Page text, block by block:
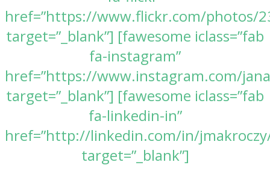
href=”https://www.flickr.com/photos/
target=”_blank”] [fawesome iclass=”fab
fa-instagram”
href=”https://www.instagram.com/
target=”_blank”] [fawesome iclass=”fab
fa-linkedin-in”
href=”http://linkedin.com/in/
target=”_blank”]